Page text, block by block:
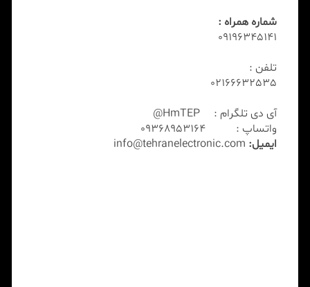
شماره همراه :
09196345141
تلفن :
02166632535
آی دی تلگرام : HmTEP@
واتساپ : 09368953164
ایمیل: info@tehranelectronic.com